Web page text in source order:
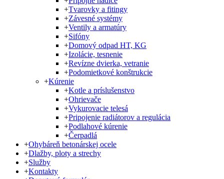
+Tvarovky a fitingy
+Závesné systémy
+Ventily a armatúry
+Sifóny
+Domový odpad HT, KG
+Izolácie, tesnenie
+Revízne dvierka, vetranie
+Podomietkové konštrukcie
+Kúrenie
+Kotle a príslušenstvo
+Ohrievače
+Vykurovacie telesá
+Pripojenie radiátorov a regulácia
+Podlahové kúrenie
+Čerpadlá
+Ohybáreň betonárskej ocele
+Dlažby, ploty a strechy
+Služby
+Kontakty